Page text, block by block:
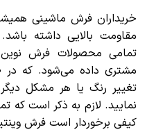
خریداران فرش ماشینی
مقاومت بالایی داشته
تمامی محصولات فرش
مشتری داده می‌شود. که در
تغییر رنگ یا هر مشکل
نمایید. لازم به ذکر است که
کیفی برخوردار است فرش